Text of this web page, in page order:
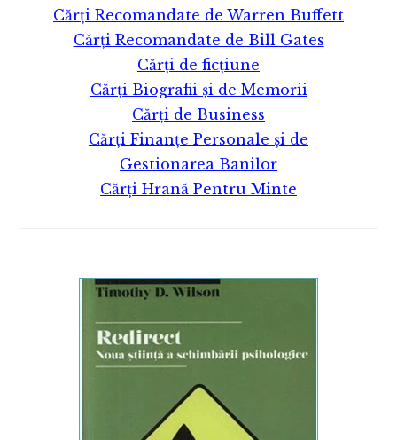
Cărți Recomandate de Warren Buffett
Cărți Recomandate de Bill Gates
Cărți de ficțiune
Cărți Biografii și de Memorii
Cărți de Business
Cărți Finanțe Personale și de
Gestionarea Banilor
Cărți Hrană Pentru Minte